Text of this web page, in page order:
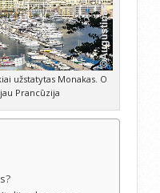
užstatytas Monakas. O
Prancūzija